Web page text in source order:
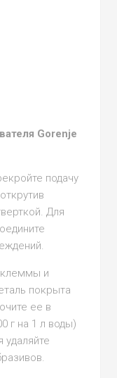
Gorenje
подачу
Для
клеммы и
покрыта
ее в
г на 1 л воды)